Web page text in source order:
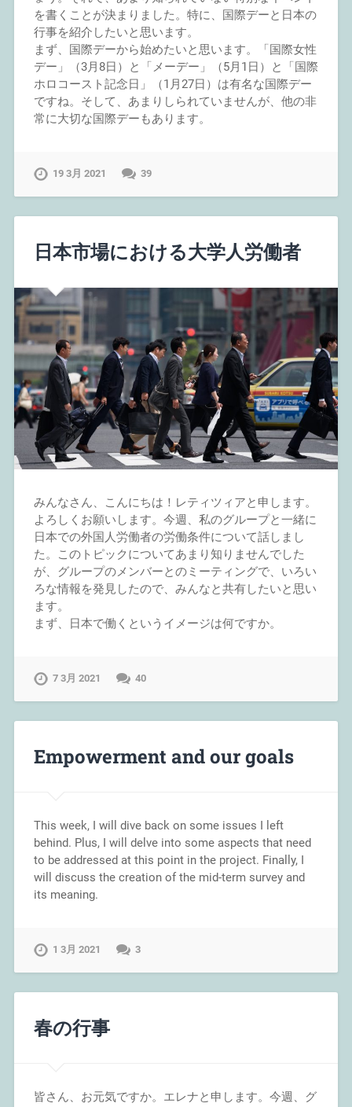
を書くことが決まりました。特に、国際デーと日本の
行事を紹介したいと思います。
まず、国際デーから始めたいと思います。「国際女性
デー」（3月8日）と「メーデー」（5月1日）と「国際
ホロコースト記念日」（1月27日）は有名な国際デー
ですね。そして、あまりしられていませんが、他の非
常に大切な国際デーもあります。
19 3月 2021 39
日本市場における大学人労働者
みんなさん、こんにちは！レティツィアと申します。
よろしくお願いします。今週、私のグループと一緒に
日本での外国人労働者の労働条件について話しまし
た。このトピックについてあまり知りませんでした
が、グループのメンバーとのミーティングで、いろい
ろな情報を発見したので、みんなと共有したいと思い
ます。
まず、日本で働くというイメージは何ですか。
7 3月 2021 40
Empowerment and our goals
This week, I will dive back on some issues I left
behind. Plus, I will delve into some aspects that need
to be addressed at this point in the project. Finally, I
will discuss the creation of the mid-term survey and
its meaning.
1 3月 2021 3
春の行事
皆さん、お元気ですか。エレナと申します。今週、グ